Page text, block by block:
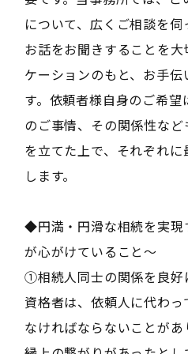
について、広くご相談を
お話をお聞きすることを
ケーションのもと、お手
す。依頼者様自身のご希
のご事情、その関係性な
を立てた上で、それぞれ
します。
◆円満・円滑な相続を実現
が心がけていること〜
①相続人同士の関係を良好
資格者は、依頼人に代わ
なければならないことが